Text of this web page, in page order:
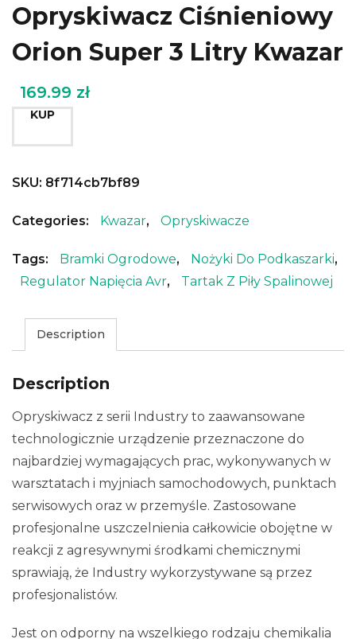
Opryskiwacz Ciśnieniowy
Orion Super 3 Litry Kwazar
169.99 zł
KUP
SKU: 8f714cb7bf89
Categories: Kwazar, Opryskiwacze
Tags: Bramki Ogrodowe, Nożyki Do Podkaszarki,
Regulator Napięcia Avr, Tartak Z Piły Spalinowej
Description
Description
Opryskiwacz z serii Industry to zaawansowane
technologicznie urządzenie przeznaczone do
najbardziej wymagających prac, wykonywanych w
warsztatach i myjniach samochodowych, punktach
serwisowych oraz w przemyśle. Zastosowane
profesjonalne uszczelnienia całkowicie obojętne w
reakcji z agresywnymi środkami chemicznymi
sprawiają, że Industry wykorzystywane są przez
profesjonalistów.
Jest on odporny na wszelkiego rodzaju chemikalia